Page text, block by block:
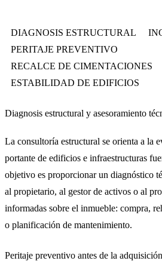
DIAGNOSIS ESTRUCTURAL
PERITAJE PREVENTIVO
RECALCE DE CIMENTACIONES
ESTABILIDAD DE EDIFICIOS
Diagnosis estructural y asesoramiento
La consultoría estructural se orienta a la
portante de edificios e infraestructuras
objetivo es proporcionar un diagnóstico
al propietario, al gestor de activos o al
informadas sobre el inmueble: compra,
o planificación de mantenimiento.
Peritaje preventivo antes de la adquisición